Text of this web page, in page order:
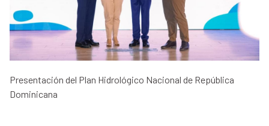
Presentación del Plan Hidrológico Nacional de República
Dominicana